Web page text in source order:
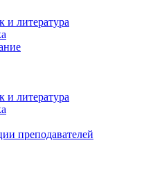
и литература
и литература
преподавателей